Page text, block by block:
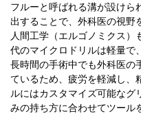
フルーと呼ばれる溝が設けら
出することで、外科医の視野
人間工学（エルゴノミクス）
代のマイクロドリルは軽量で
長時間の手術中でも外科医の
ているため、疲労を軽減し、
ルにはカスタマイズ可能なグ
みの持ち方に合わせてツール